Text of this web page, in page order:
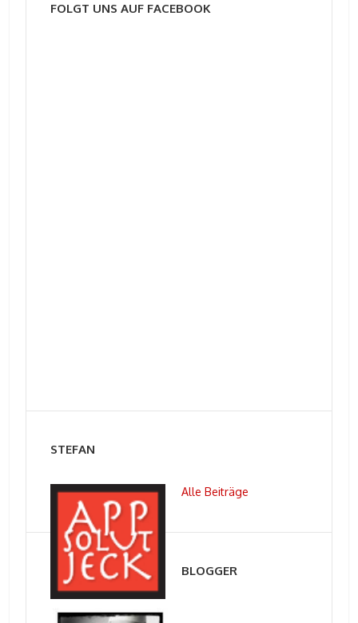
FOLGT UNS AUF FACEBOOK
STEFAN
Alle Beiträge
BLOGGER